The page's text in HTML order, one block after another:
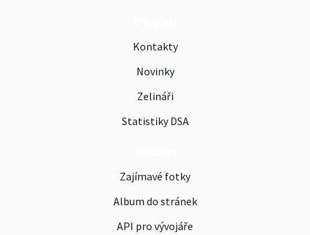
Kontakty
Novinky
Zelináři
Statistiky DSA
Zajímavé fotky
Album do stránek
API pro vývojáře